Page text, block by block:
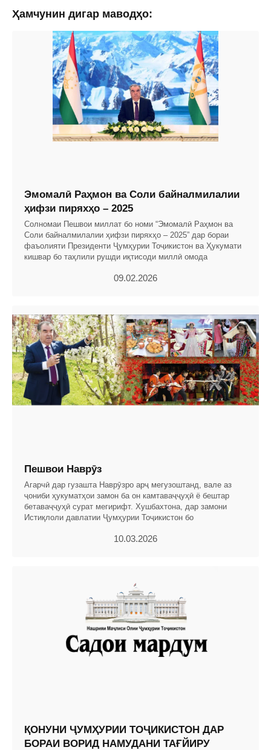
Ҳамчунин дигар маводҳо:
Эмомалӣ Раҳмон ва Соли байналмилалии
ҳифзи пиряхҳо – 2025
Солномаи Пешвои миллат бо номи “Эмомалӣ Раҳмон ва
Соли байналмилалии ҳифзи пиряхҳо – 2025” дар бораи
фаъолияти Президенти Ҷумҳурии Тоҷикистон ва Ҳукумати
кишвар бо таҳлили рушди иқтисоди миллӣ омода
09.02.2026
Пешвои Наврӯз
Агарчӣ дар гузашта Наврӯзро арҷ мегузоштанд, вале аз
ҷониби ҳукуматҳои замон ба он камтаваҷҷуҳӣ ё бештар
бетаваҷҷуҳӣ сурат мегирифт. Хушбахтона, дар замони
Истиқлоли давлатии Ҷумҳурии Тоҷикистон бо
10.03.2026
ҚОНУНИ ҶУМҲУРИИ ТОҶИКИСТОН ДАР
БОРАИ ВОРИД НАМУДАНИ ТАҒЙИРУ